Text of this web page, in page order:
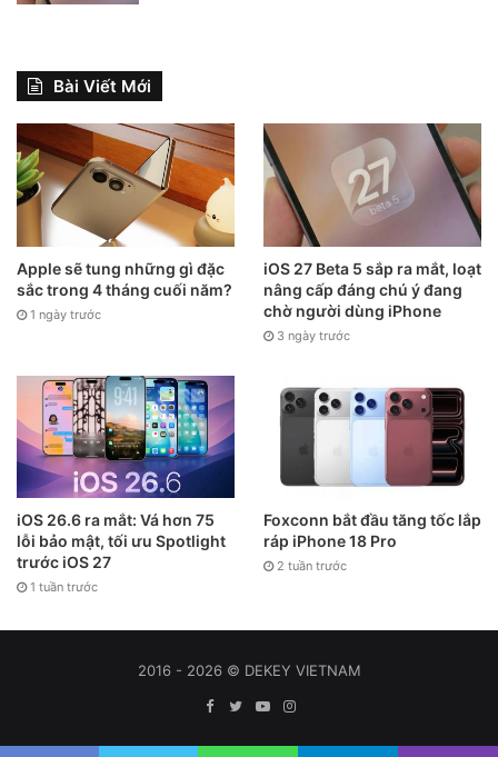
Bài Viết Mới
Apple sẽ tung những gì đặc
sắc trong 4 tháng cuối năm?
1 ngày trước
iOS 27 Beta 5 sắp ra mắt, loạt
nâng cấp đáng chú ý đang
chờ người dùng iPhone
3 ngày trước
iOS 26.6 ra mắt: Vá hơn 75
lỗi bảo mật, tối ưu Spotlight
trước iOS 27
1 tuần trước
Foxconn bắt đầu tăng tốc lắp
ráp iPhone 18 Pro
2 tuần trước
2016 - 2026 © DEKEY VIETNAM
FacebookTwitterYouTubeInstagram